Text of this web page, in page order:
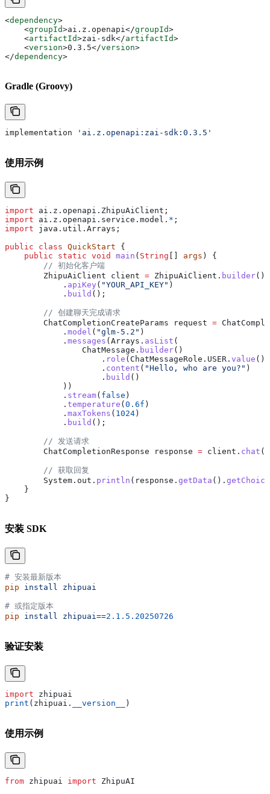
<dependency>
    <
groupId>ai.z.openapi</groupId>
    <
artifactId>zai-sdk</artifactId>
    <
version>0.3.5</version>
</dependency>
Gradle (Groovy)
implementation 'ai.z.openapi:zai-sdk:0.3.5'
使用示例
import ai.z.openapi.ZhipuAiClient;
import ai.z.openapi.service.model. * ;
import java.util.Arrays;
public class QuickStart {
    public
static void main ( String args ) {
        // 初始化客户端
        ZhipuAiClient
client = ZhipuAiClient . builder().
            .
apiKey ( "YOUR_API_KEY" )
            .
build ();
        // 创建聊天完成请求
        ChatCompletionCreateParams
request =
            .
model ( "glm-5.2" )
            .
messages ( Arrays . asList (
                ChatMessage
. builder()
                    .
role ( ChatMessageRole . USER . value ())
                    .
content ( "Hello, who are you?" )
                    .
build ()
            ))
            .
stream( false )
            .
temperature ( 0.6f )
            .
maxTokens ( 1024 )
            .
build ();
        // 发送请求
        ChatCompletionResponse
response = client . chat
        // 获取回复
        System
. out . println ( response . getData ().
    }
}
安装 SDK
# 安装最新版本
pip install zhipuai
# 或指定版本
pip install zhipuai==2.1.5.20250726
验证安装
import zhipuai
print (zhipuai. __version__ )
使用示例
from zhipuai import ZhipuAI